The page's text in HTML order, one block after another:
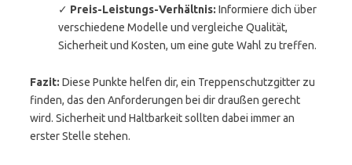
✓ Preis-Leistungs-Verhältnis: Informiere dich über
verschiedene Modelle und vergleiche Qualität,
Sicherheit und Kosten, um eine gute Wahl zu treffen.
Fazit: Diese Punkte helfen dir, ein Treppenschutzgitter zu
finden, das den Anforderungen bei dir draußen gerecht
wird. Sicherheit und Haltbarkeit sollten dabei immer an
erster Stelle stehen.